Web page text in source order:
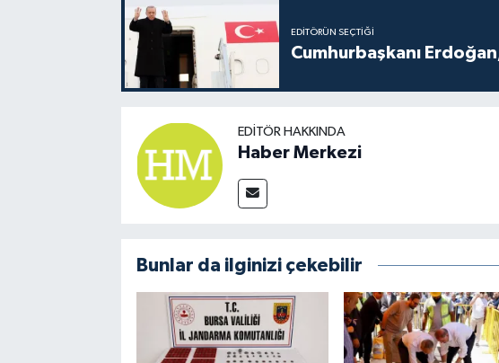
EDITÖRÜN SEÇTIĞI
Cumhurbaşkanı
EDITÖR HAKKINDA
Haber Merkezi
Bunlar da ilginizi çekebilir